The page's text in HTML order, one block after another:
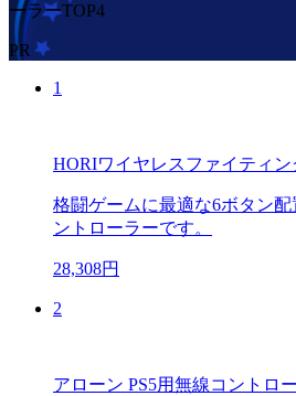
ーラーTOP4
PR
1
HORIワイヤレスファイティン
格闘ゲームに最適な6ボタン
ントローラーです。
28,308円
2
アローン PS5用無線コントロ